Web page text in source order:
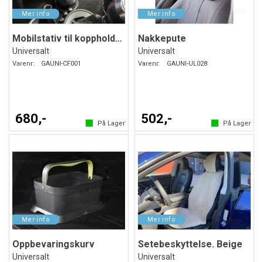
Mobilstativ til koppholderen
Universalt
Varenr: GAUNI-CF001
680,- På Lager
Nakkepute
Universalt
Varenr: GAUNI-UL028
502,- På Lager
Oppbevaringskurv
Universalt
Setebeskyttelse. Beige
Universalt